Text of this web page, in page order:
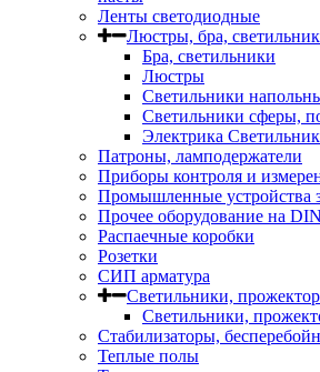
Ленты светодиодные
Люстры, бра,
Бра, светильники
Люстры
Светильники
Светильники сферы,
Электрика
Патроны, ламподержатели
Приборы контроля и
Промышленные устройства
Прочее оборудование на
Распаечные коробки
Розетки
СИП арматура
Светильники,
Светильники,
Стабилизаторы,
Теплые полы